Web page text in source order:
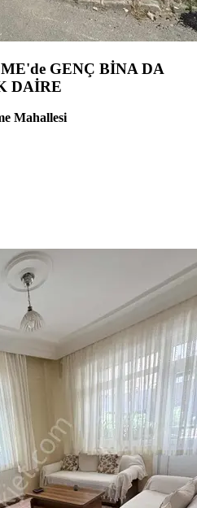
GENÇ BİNA DA
DAİRE
Mahallesi